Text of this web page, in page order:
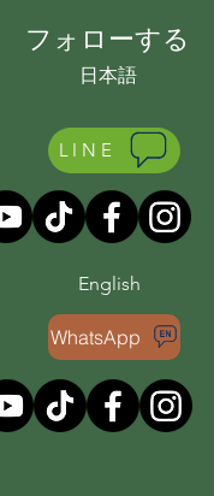
フォローする
日本語
LINE
English
WhatsApp